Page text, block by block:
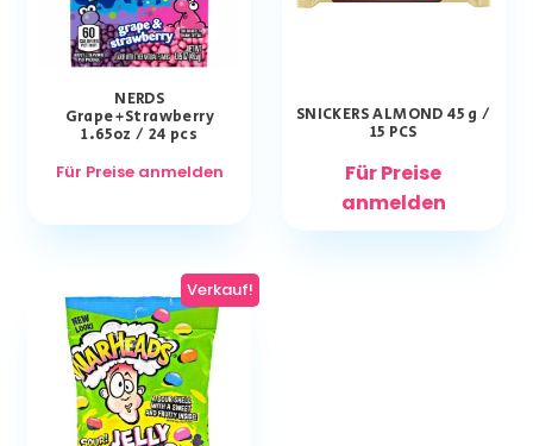
NERDS
Grape+Strawberry
1.65oz / 24 pcs
Für Preise anmelden
SNICKERS ALMOND 45 g /
15 PCS
Für Preise
anmelden
Verkauf!